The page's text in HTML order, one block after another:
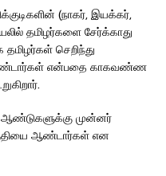
(நாகர், இயக்கர்,
தமிழர்களை சேர்க்காது
செறிந்து
ஆண்டார்கள் என்பதை காகவண்ண
முன்னர்
ஆண்டார்கள் என